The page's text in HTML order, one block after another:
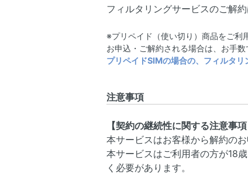
フィルタリングサービスのご解
※プリペイド（使い切り）商品をご利
お申込・ご解約される場合は、お手
プリペイドSIMの場合の、フィルタリ
注意事項
【契約の継続性に関する注意事項
本サービスはお客様から解約の
本サービスはご利用者の方が18
く必要があります。